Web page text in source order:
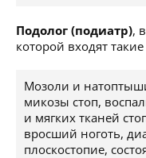
Подолог (подиатр),
которой входят
Мозоли и
микозы стоп,
и мягких тканей
вросший ноготь,
плоскостопие,